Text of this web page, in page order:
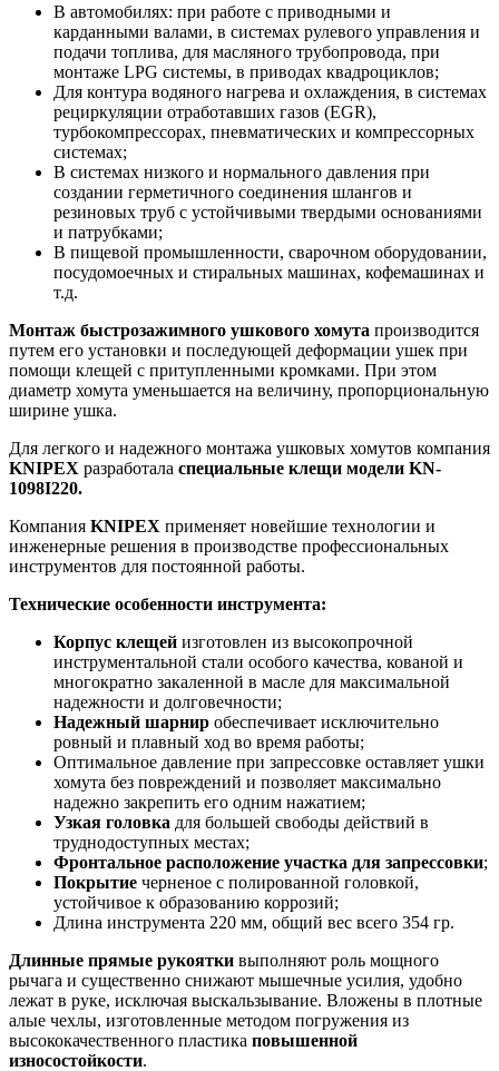
В автомобилях: при работе с приводными и
карданными валами, в системах рулевого управления и
подачи топлива, для масляного трубопровода, при
монтаже LPG системы, в приводах квадроциклов;
Для контура водяного нагрева и охлаждения, в системах
рециркуляции отработавших газов (EGR),
турбокомпрессорах, пневматических и компрессорных
системах;
В системах низкого и нормального давления при
создании герметичного соединения шлангов и
резиновых труб с устойчивыми твердыми основаниями
и патрубками;
В пищевой промышленности, сварочном оборудовании,
посудомоечных и стиральных машинах, кофемашинах и
т.д.
Монтаж быстрозажимного ушкового хомута производится
путем его установки и последующей деформации ушек при
помощи клещей с притупленными кромками. При этом
диаметр хомута уменьшается на величину, пропорциональную
ширине ушка.
Для легкого и надежного монтажа ушковых хомутов компания
KNIPEX разработала специальные клещи модели KN-
1098I220.
Компания KNIPEX применяет новейшие технологии и
инженерные решения в производстве профессиональных
инструментов для постоянной работы.
Технические особенности инструмента:
Корпус клещей изготовлен из высокопрочной
инструментальной стали особого качества, кованой и
многократно закаленной в масле для максимальной
надежности и долговечности;
Надежный шарнир обеспечивает исключительно
ровный и плавный ход во время работы;
Оптимальное давление при запрессовке оставляет ушки
хомута без повреждений и позволяет максимально
надежно закрепить его одним нажатием;
Узкая головка для большей свободы действий в
труднодоступных местах;
Фронтальное расположение участка для запрессовки;
Покрытие черненое с полированной головкой,
устойчивое к образованию коррозий;
Длина инструмента 220 мм, общий вес всего 354 гр.
Длинные прямые рукоятки выполняют роль мощного
рычага и существенно снижают мышечные усилия, удобно
лежат в руке, исключая выскальзывание. Вложены в плотные
алые чехлы, изготовленные методом погружения из
высококачественного пластика повышенной
износостойкости.